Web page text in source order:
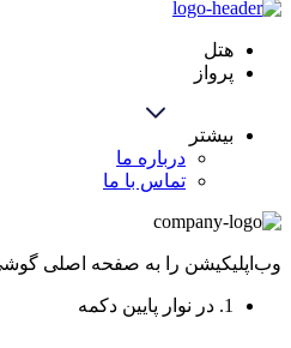
هتل
پرواز
بیشتر
درباره ما
تماس با ما
وب‌اپلیکیشن را به صفحه اصلی
1. در نوار پایین دکمه